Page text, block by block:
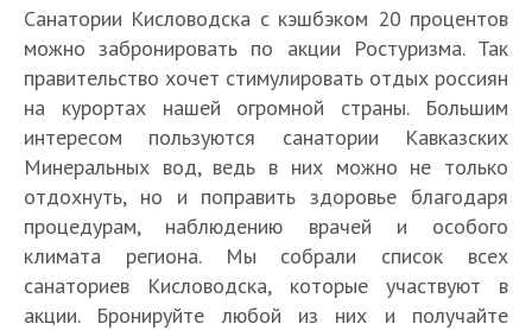
Санатории Кисловодска с кэшбэком 20 процентов
можно забронировать по акции Ростуризма. Так
правительство хочет стимулировать отдых россиян
на курортах нашей огромной страны. Большим
интересом пользуются санатории Кавказских
Минеральных вод, ведь в них можно не только
отдохнуть, но и поправить здоровье благодаря
процедурам, наблюдению врачей и особого
климата региона. Мы собрали список всех
санаториев Кисловодска, которые участвуют в
акции. Бронируйте любой из них и получайте